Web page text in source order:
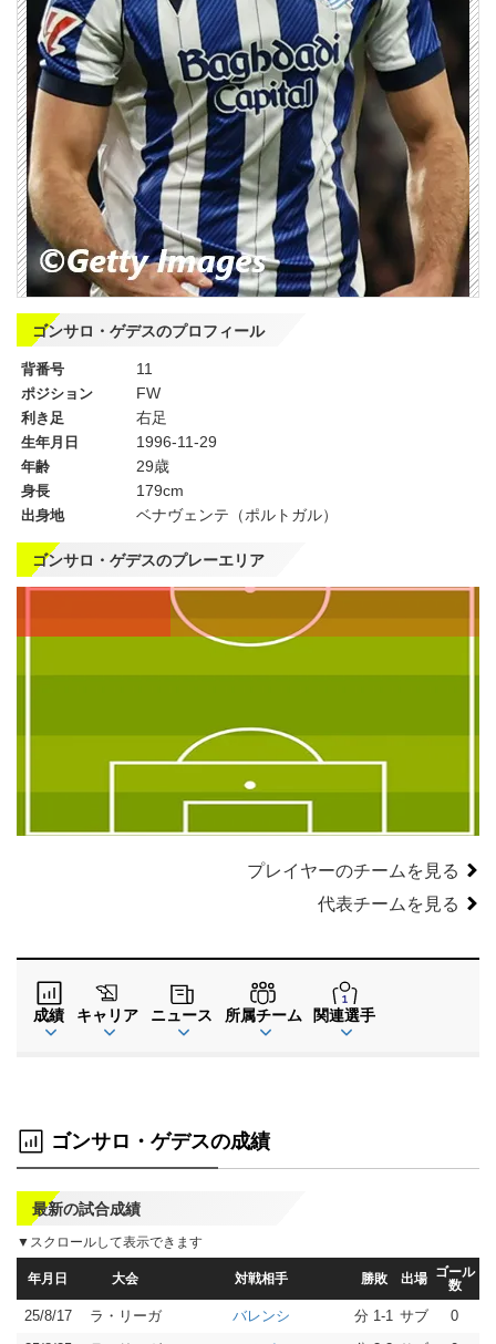
ゴンサロ・ゲデスのプロフィール
背番号 11
ポジション FW
利き足 右足
生年月日 1996-11-29
年齢 29歳
身長 179cm
出身地 ベナヴェンテ（ポルトガル）
ゴンサロ・ゲデスのプレーエリア
左
CF
右
CMF
CB
SB
GK
プレイヤーのチームを見る
代表チームを見る
成績 キャリア ニュース 所属チーム 関連選手
ゴンサロ・ゲデスの成績
最新の試合成績
▼スクロールして表示できます
年月日 大会 対戦相手 勝敗 出場 ゴール
数
25/8/17 ラ・リーガ バレンシ 分 1-1 サブ
0